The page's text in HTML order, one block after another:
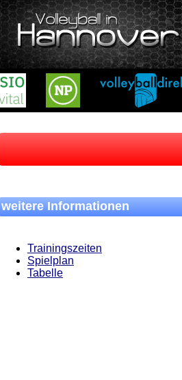
weitere Informationen
Trainingszeiten
Spielplan
Tabelle